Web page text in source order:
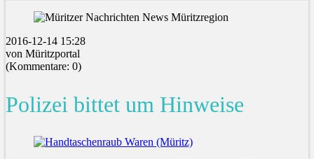
2016-12-14 15:28
von Müritzportal
(Kommentare: 0)
Polizei bittet um Hinweise